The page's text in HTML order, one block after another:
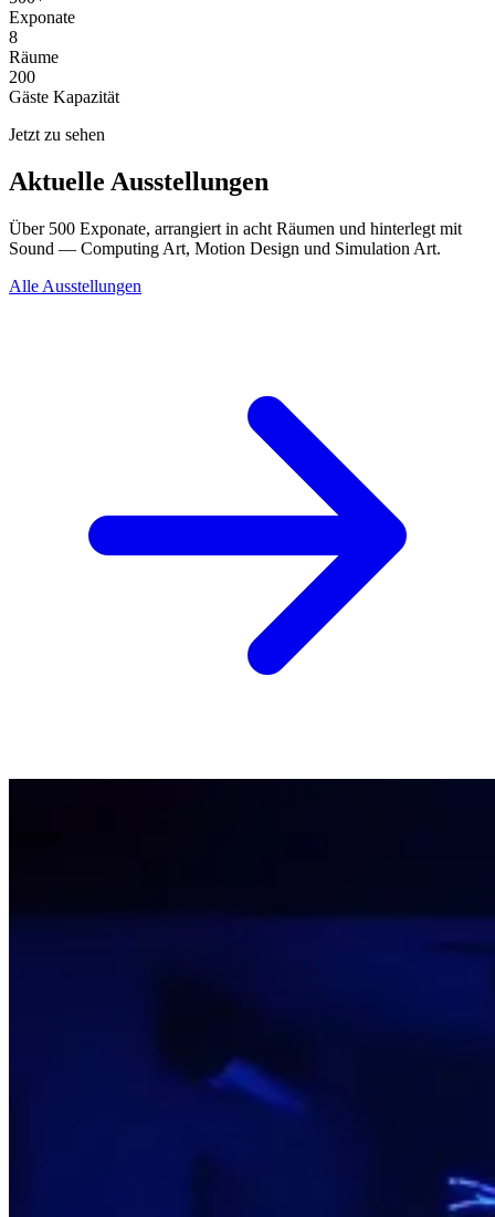
Exponate
8
Räume
200
Gäste Kapazität
Jetzt zu sehen
Aktuelle Ausstellungen
Über 500 Exponate, arrangiert in acht Räumen und hinterlegt mit
Sound — Computing Art, Motion Design und Simulation Art.
Alle Ausstellungen